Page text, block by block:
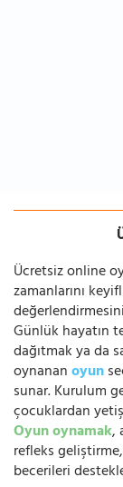
Ücretsiz online
zamanlarını
Günlük hayatın
dağıtmak ya da
oynananoyun
sunar. Kurulum
çocuklardan
Oyun oynamak,
refleks
becerileri